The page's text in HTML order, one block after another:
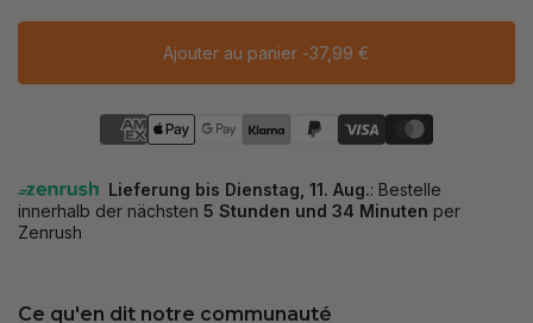
Ajouter au panier -37,99 €
Ce qu'en dit notre communauté